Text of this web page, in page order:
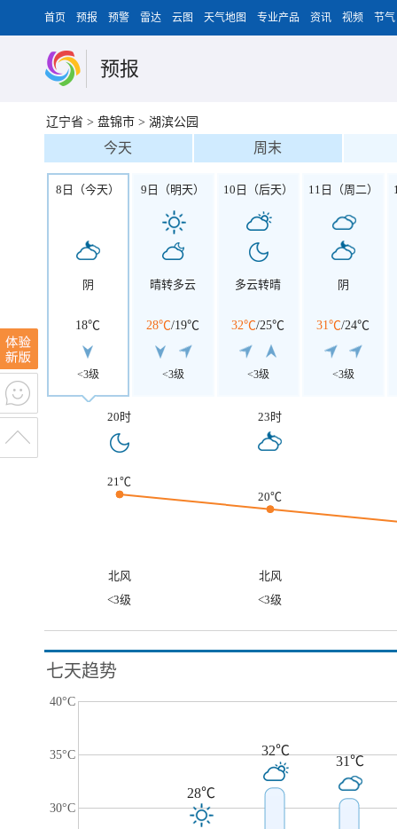
首页 预报 预警 雷达 云图 天气地图 专业产品 资讯 视频 节气
预报
辽宁省 > 盘锦市 > 湖滨公园
今天 周末
8日（今天）
阴
18℃
<3级
9日（明天）
晴转多云
28℃/19℃
<3级
10日（后天）
多云转晴
32℃/25℃
<3级
11日（周二）
阴
31℃/24℃
<3级
20时 23时
21℃
20℃
北风
北风
<3级
<3级
七天趋势
40°C
35°C
30°C
28℃
32℃
31℃